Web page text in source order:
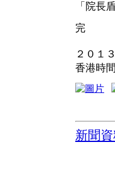
「院長
完
２０１
香港時
新聞